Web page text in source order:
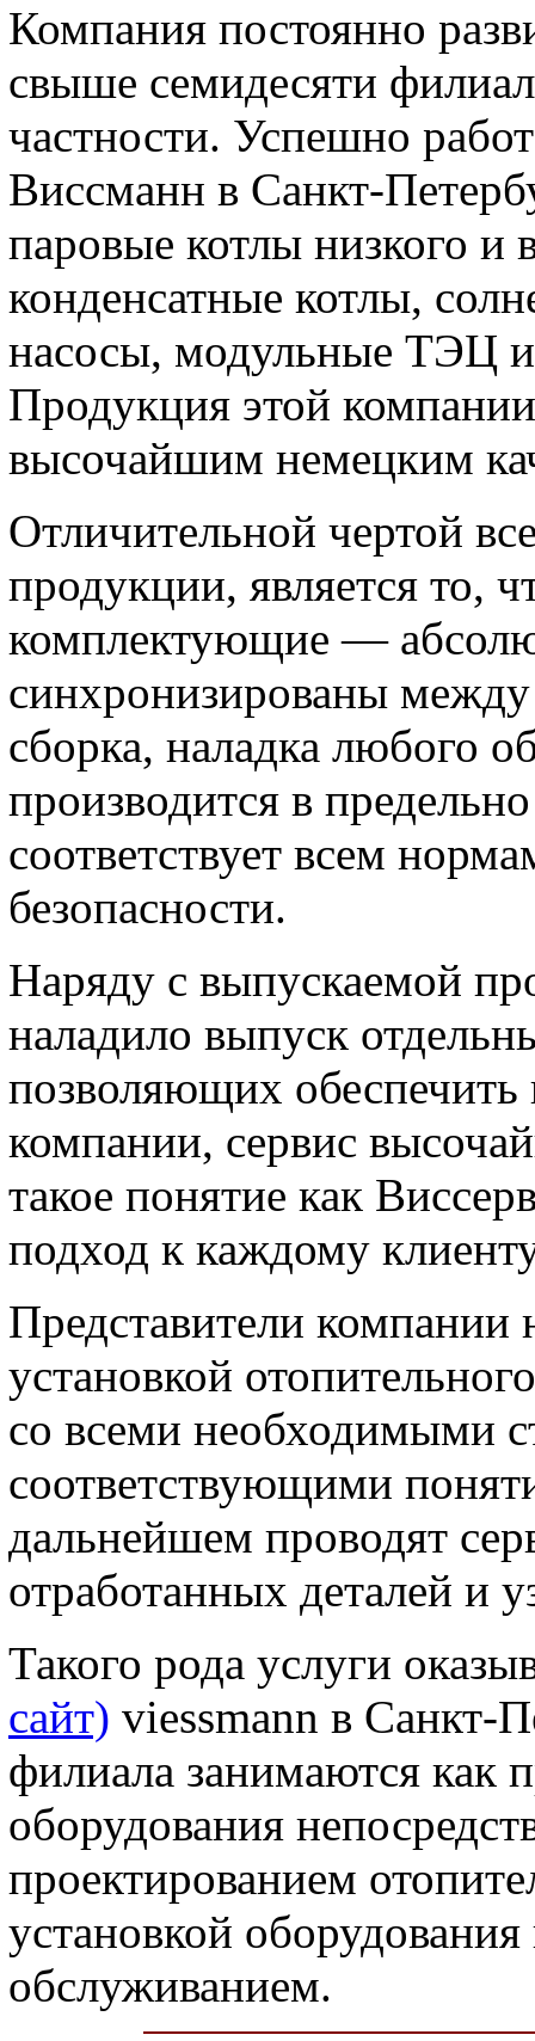
Компания постоянно
свыше семидесяти
частности. Успешно
Виссманн в Санкт-
паровые котлы низкого и
конденсатные котлы,
насосы, модульные ТЭЦ
Продукция этой компании
высочайшим немецким
Отличительной чертой
продукции, является то,
комплектующие —
синхронизированы
сборка, наладка любого
производится в
соответствует всем
безопасности.
Наряду с выпускаемой
наладило выпуск
позволяющих
компании, сервис
такое понятие как
подход к каждому
Представители компании
установкой
со всеми необходимыми
соответствующими
дальнейшем проводят
отработанных деталей и
Такого рода услуги
сайт) viessmann в Санкт-
филиала занимаются как
оборудования
проектированием
установкой
обслуживанием.